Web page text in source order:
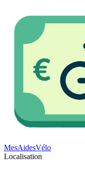
MesAidesVélo
Localisation